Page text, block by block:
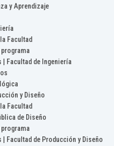
y Aprendizaje
Facultad
| Facultad de Ingeniería
y Diseño
Facultad
de Diseño
| Facultad de Producción y Diseño